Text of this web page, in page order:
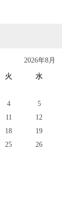
2026年8月
火 水
4 5
11 12
18 19
25 26